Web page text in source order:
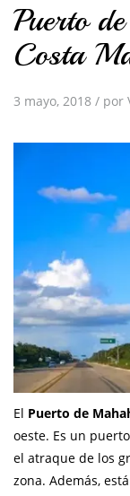
Puerto
Costa
3 mayo, 2018 / por
El Puerto de
oeste. Es un
el atraque de los
zona. Además,